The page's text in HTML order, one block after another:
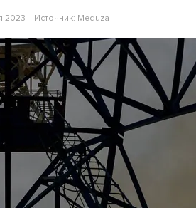
2023 Источник: Meduza